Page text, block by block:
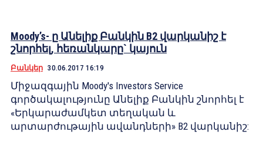
Moody’s- ը Անելիք Բանկին B2 վարկանիշ է
շնորհել, հեռանկարը` կայուն
Բանկեր 30.06.2017 16:19
Միջազգային Moody's Investors Service
գործակալությունը Անելիք Բանկին շնորհել է
«Երկարաժամկետ տեղական և
արտարժութային ավանդների» B2 վարկանիշ: